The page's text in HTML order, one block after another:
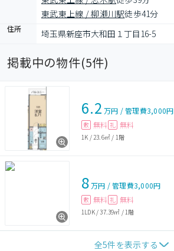
東武東上線 / 柳瀬川駅徒歩41分
住所 埼玉県新座市大和田１丁目16-5
掲載中の物件(5件)
6.2 万円 /管理費3,000円
敷 無料 礼 無料
1K / 23.6㎡ / 1階
8万円 /管理費3,000円
敷 無料 礼 無料
1LDK/37.39㎡ / 1階
全5件を表示する